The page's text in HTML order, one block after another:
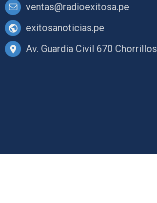
ventas@radioexitosa.pe
exitosanoticias.pe
Av. Guardia Civil 670 Chorrillos